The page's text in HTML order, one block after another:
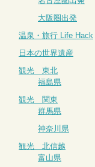
大阪圏出発
温泉・旅行 Life Hack
日本の世界遺産
観光 東北
福島県
観光 関東
群馬県
神奈川県
観光 北信越
富山県